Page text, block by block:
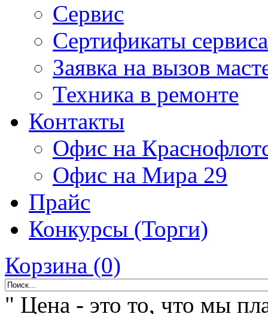
Сервис
Сертификаты сервиса
Заявка на вызов
Техника в ремонте
Контакты
Офис на
Офис на Мира 29
Прайс
Конкурсы (Торги)
Корзина (0)
" Цена - это то, что мы